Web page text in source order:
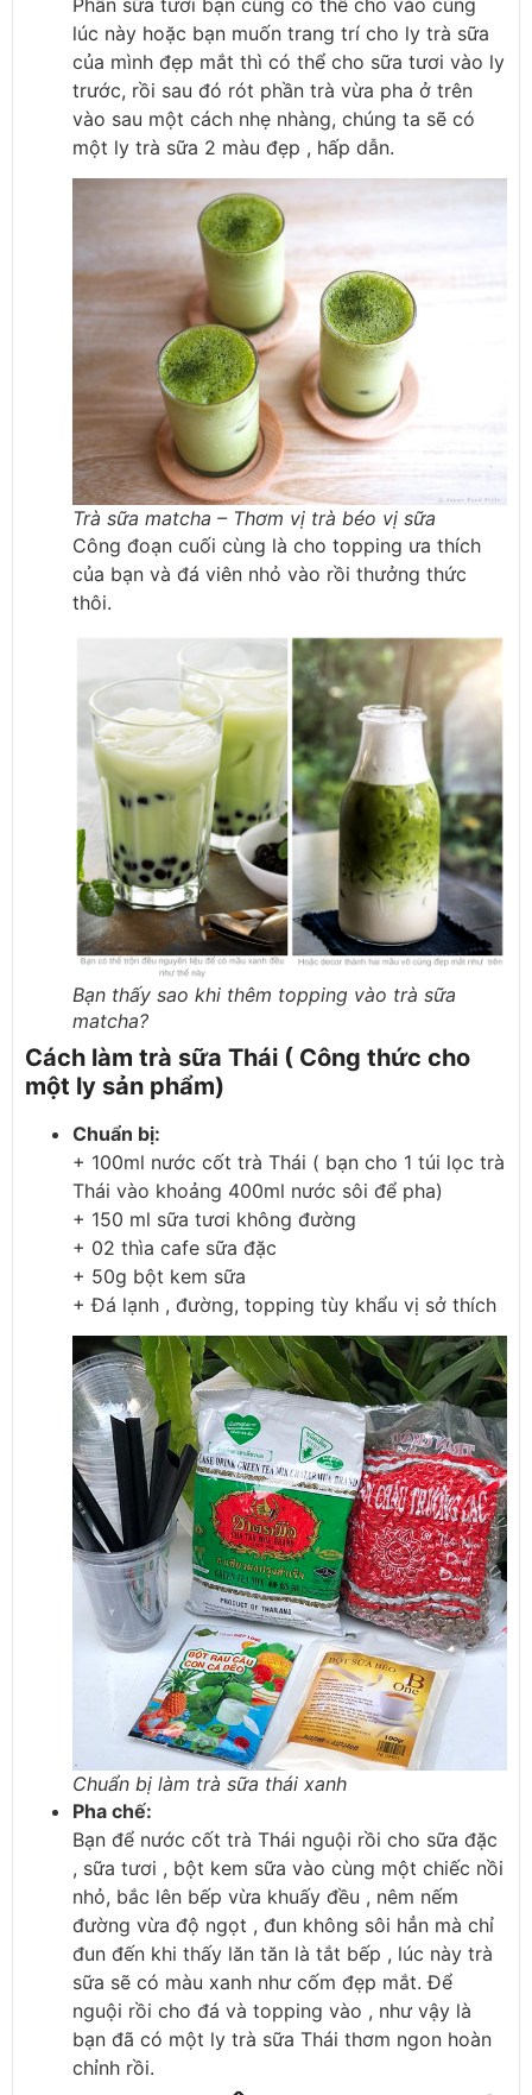
lúc này hoặc bạn muốn trang trí cho ly trà sữa
của mình đẹp mắt thì có thể cho sữa tươi vào ly
trước, rồi sau đó rót phần trà vừa pha ở trên
vào sau một cách nhẹ nhàng, chúng ta sẽ có
một ly trà sữa 2 màu đẹp , hấp dẫn.
Trà sữa matcha – Thơm vị trà béo vị sữa
Công đoạn cuối cùng là cho topping ưa thích
của bạn và đá viên nhỏ vào rồi thưởng thức
thôi.
Bạn thấy sao khi thêm topping vào trà sữa
matcha?
Cách làm trà sữa Thái ( Công thức cho
một ly sản phẩm)
Chuẩn bị:
+ 100ml nước cốt trà Thái ( bạn cho 1 túi lọc trà
Thái vào khoảng 400ml nước sôi để pha)
+ 150 ml sữa tươi không đường
+ 02 thìa cafe sữa đặc
+ 50g bột kem sữa
+ Đá lạnh , đường, topping tùy khẩu vị sở thích
Chuẩn bị làm trà sữa thái xanh
Pha chế:
Bạn để nước cốt trà Thái nguội rồi cho sữa đặc
, sữa tươi , bột kem sữa vào cùng một chiếc nồi
nhỏ, bắc lên bếp vừa khuấy đều , nêm nếm
đường vừa độ ngọt , đun không sôi hẳn mà chỉ
đun đến khi thấy lăn tăn là tắt bếp , lúc này trà
sữa sẽ có màu xanh như cốm đẹp mắt. Để
nguội rồi cho đá và topping vào , như vậy là
bạn đã có một ly trà sữa Thái thơm ngon hoàn
chỉnh rồi.